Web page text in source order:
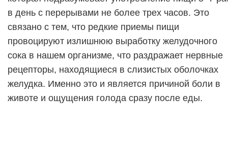
в день с перерывами не более трех часов. Это
связано с тем, что редкие приемы пищи
провоцируют излишнюю выработку желудочного
сока в нашем организме, что раздражает нервные
рецепторы, находящиеся в слизистых оболочках
желудка. Именно это и является причиной боли в
животе и ощущения голода сразу после еды.